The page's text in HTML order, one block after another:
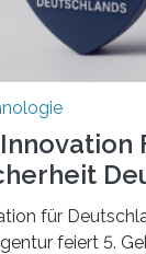
für
feiert 5.